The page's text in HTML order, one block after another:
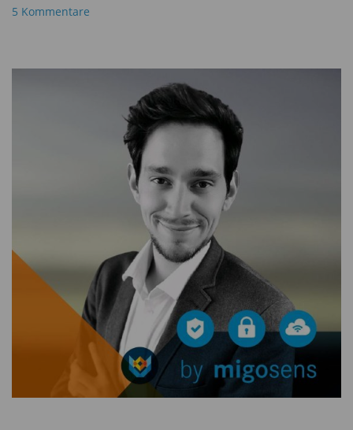
5 Kommentare